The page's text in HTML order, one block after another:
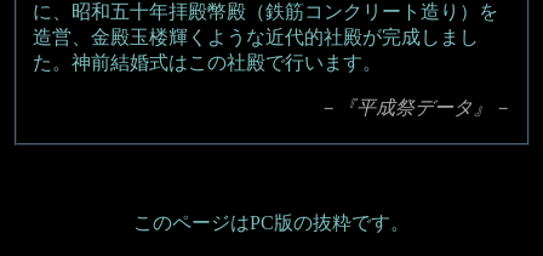
に、昭和五十年拝殿幣殿（鉄筋コンクリート造り）を
造営、金殿玉楼輝くような近代的社殿が完成しまし
た。神前結婚式はこの社殿で行います。
－『平成祭データ』－
このページはPC版の抜粋です。